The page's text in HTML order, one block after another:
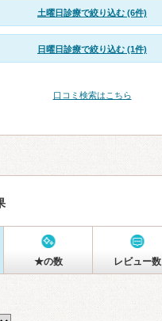
土曜日診療で絞り込む (6件)
日曜日診療で絞り込む (1件)
口コミ検索はこちら
★の数 レビュー数